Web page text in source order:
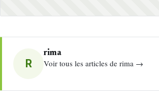
R
rima
Voir tous les articles de rima →